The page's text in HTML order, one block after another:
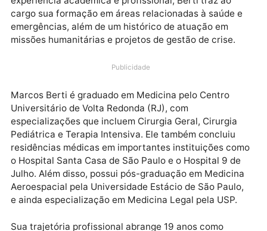
especialista Marcos Berti Cavalcanti assume a
coordenação da Defesa Civil Municipal de Porto
a partir desta segunda-feira (6). Com uma vasta
emergências, além de um histórico de atuação em
missões humanitárias e projetos de gestão de crise.
Publicidade
Marcos Berti é graduado em Medicina pelo Centro
Universitário de Volta Redonda (RJ), com
especializações que incluem Cirurgia Geral, Cirurgia
Pediátrica e Terapia Intensiva. Ele também concluiu
residências médicas em importantes instituições